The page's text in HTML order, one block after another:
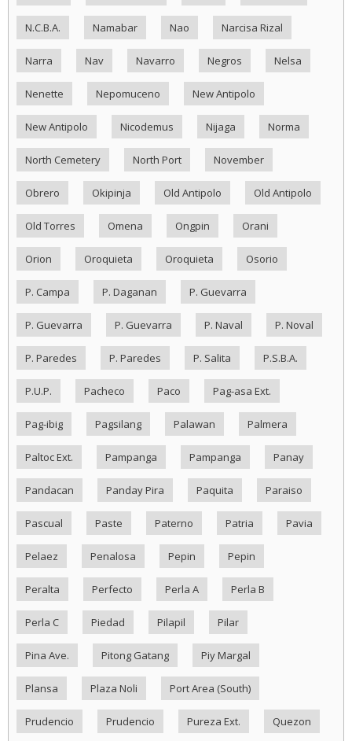
N.C.B.A. Namabar Nao Narcisa Rizal
Narra Nav Navarro Negros Nelsa
Nenette Nepomuceno New Antipolo
New Antipolo Nicodemus Nijaga Norma
North Cemetery North Port November
Obrero Okipinja Old Antipolo Old Antipolo
Old Torres Omena Ongpin Orani
Orion Oroquieta Oroquieta Osorio
P. Campa P. Daganan P. Guevarra
P. Guevarra P. Guevarra P. Naval P. Noval
P. Paredes P. Paredes P. Salita P.S.B.A.
P.U.P. Pacheco Paco Pag-asa Ext.
Pag-ibig Pagsilang Palawan Palmera
Paltoc Ext. Pampanga Pampanga Panay
Pandacan Panday Pira Paquita Paraiso
Pascual Paste Paterno Patria Pavia
Pelaez Penalosa Pepin Pepin
Peralta Perfecto Perla A Perla B
Perla C Piedad Pilapil Pilar
Pina Ave. Pitong Gatang Piy Margal
Plansa Plaza Noli Port Area (South)
Prudencio Prudencio Pureza Ext. Quezon